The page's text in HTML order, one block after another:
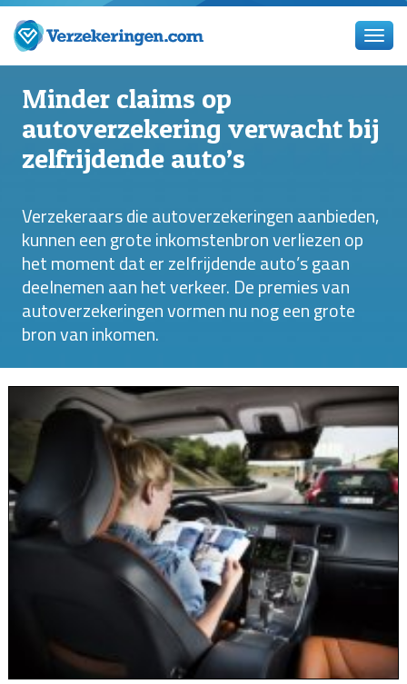
Minder claims op
autoverzekering verwacht bij
zelfrijdende auto’s
Verzekeraars die autoverzekeringen aanbieden,
kunnen een grote inkomstenbron verliezen op
het moment dat er zelfrijdende auto’s gaan
deelnemen aan het verkeer. De premies van
autoverzekeringen vormen nu nog een grote
bron van inkomen.